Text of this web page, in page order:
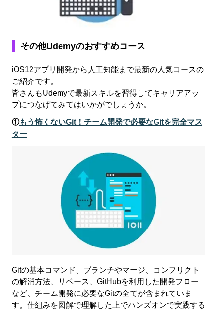
その他Udemyのおすすめコース
iOS12アプリ開発から人工知能まで最新の人気コースの
ご紹介です。
皆さんもUdemyで最新スキルを習得してキャリアアッ
プにつなげてみてはいかがでしょうか。
①もう怖くないGit！チーム開発で必要なGitを完全マス
ター
Gitの基本コマンド、ブランチやマージ、コンフリクト
の解消方法、リベース、GitHubを利用した開発フロー
など、チーム開発に必要なGitの全てが含まれていま
す。仕組みを図解で理解した上でハンズオンで実践する